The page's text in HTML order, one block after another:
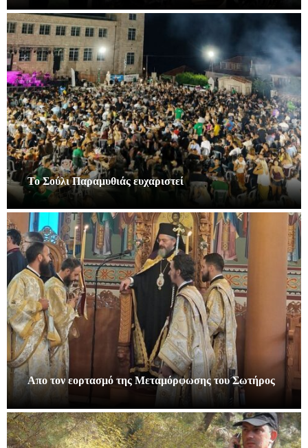
Το Σούλι Παραμυθιάς ευχαριστεί
Απο τον εορτασμό της Μεταμόρφωσης του Σωτήρος